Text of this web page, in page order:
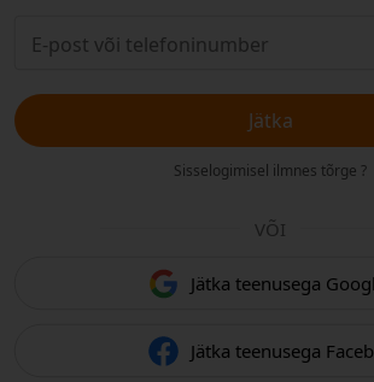
Jätka
Sisselogimisel ilmnes tõrge ?
VÕI
Jätka teenusega
Jätka teenusega